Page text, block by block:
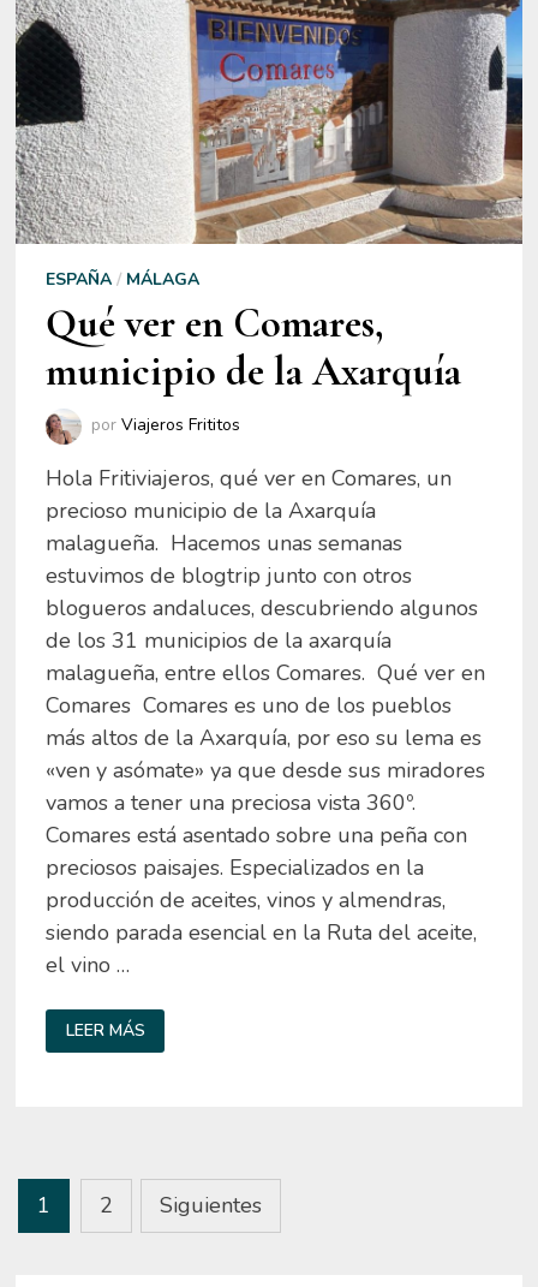
ESPAÑA/ MÁLAGA
Qué ver en Comares,
municipio de la Axarquía
por Viajeros Frititos
Hola Fritiviajeros, qué ver en Comares, un
precioso municipio de la Axarquía
malagueña. Hacemos unas semanas
estuvimos de blogtrip junto con otros
blogueros andaluces, descubriendo algunos
de los 31 municipios de la axarquía
malagueña, entre ellos Comares. Qué ver en
Comares Comares es uno de los pueblos
más altos de la Axarquía, por eso su lema es
«ven y asómate» ya que desde sus miradores
vamos a tener una preciosa vista 360º.
Comares está asentado sobre una peña con
preciosos paisajes. Especializados en la
producción de aceites, vinos y almendras,
siendo parada esencial en la Ruta del aceite,
el vino …
QUÉ
VER
EN
LEER MÁS
Paginación
de
1 2 Siguientes